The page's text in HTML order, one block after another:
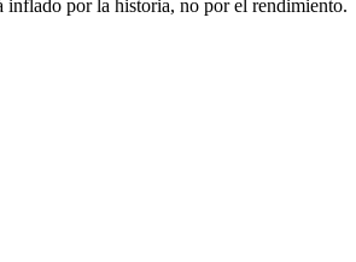
inflado por la historia, no por el rendimiento.